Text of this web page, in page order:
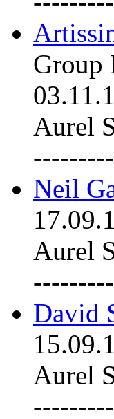
Group
Aurel
Neil
Aurel
David
Aurel